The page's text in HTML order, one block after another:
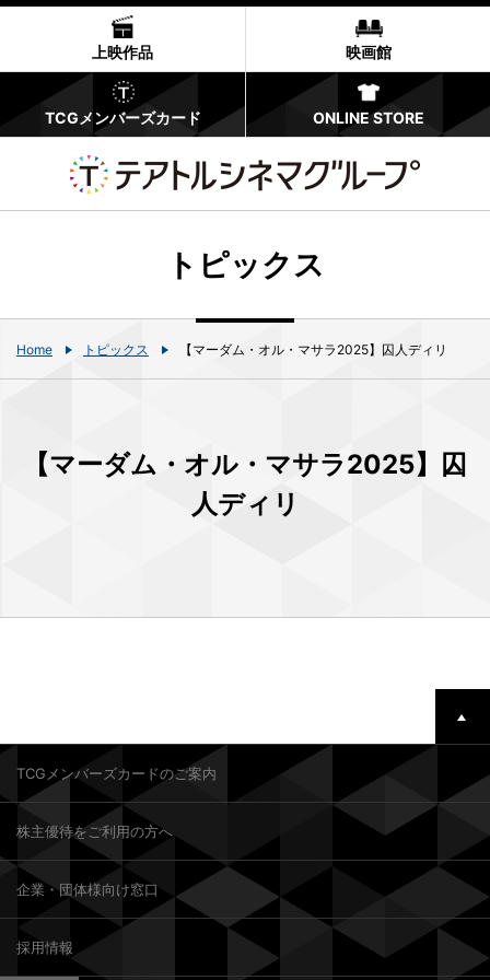
上映作品 映画館
TCGメンバーズカード ONLINE STORE
トピックス
Home トピックス 【マーダム・オル・マサラ2025】囚人ディリ
【マーダム・オル・マサラ2025】囚
人ディリ
TCGメンバーズカードのご案内
株主優待をご利用の方へ
企業・団体様向け窓口
採用情報